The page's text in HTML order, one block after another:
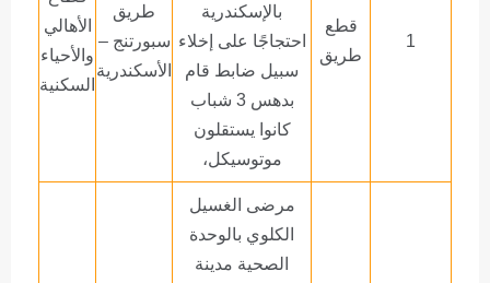
1
قطع
طريق
بالإسكندرية
احتجاجًا على إخلاء
سبيل ضابط قام
بدهس 3 شباب
كانوا يستقلون
موتوسيكل،
طريق
سبورتنج –
الأسكندرية
الأهالي
والأحياء
السكنية
مرضى الغسيل
الكلوي بالوحدة
الصحية مدينة